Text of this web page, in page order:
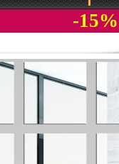
-15%